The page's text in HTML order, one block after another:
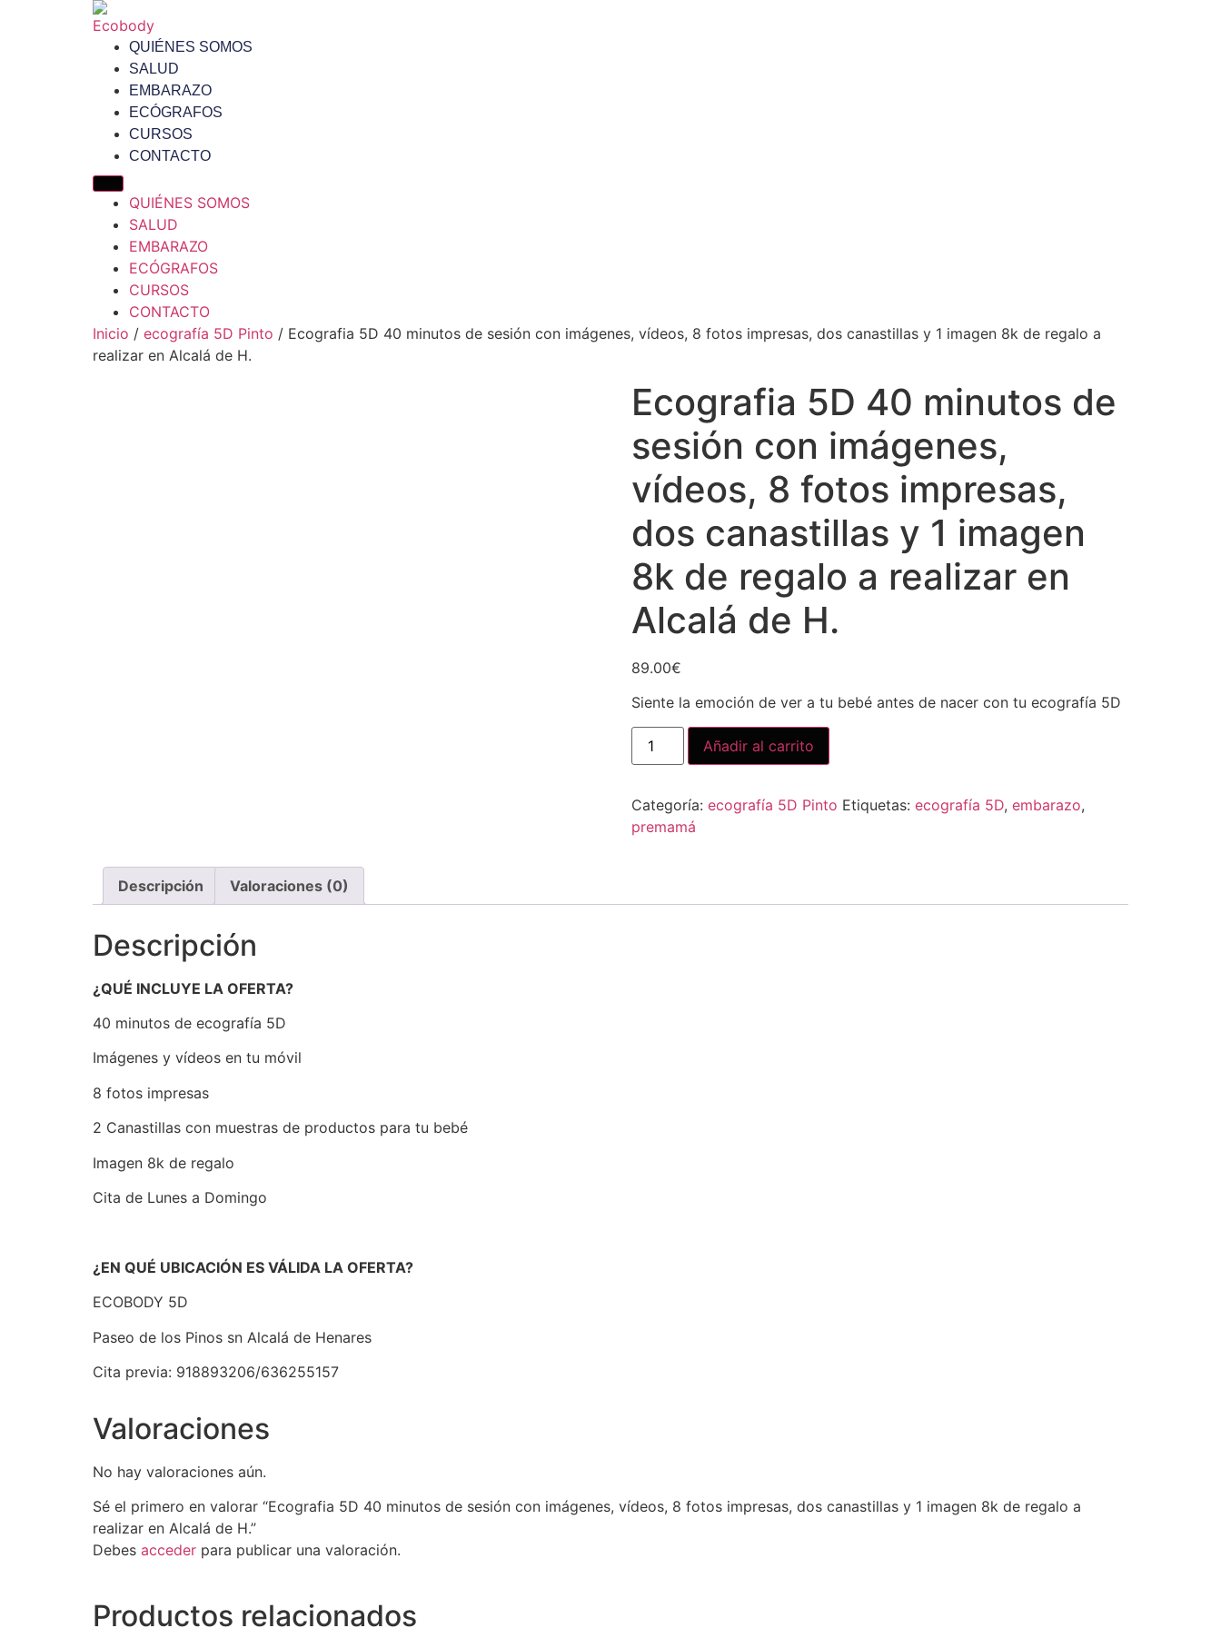
QUIÉNES SOMOS
SALUD
EMBARAZO
ECÓGRAFOS
CURSOS
CONTACTO
QUIÉNES SOMOS
SALUD
EMBARAZO
ECÓGRAFOS
CURSOS
CONTACTO
Inicio / ecografía 5D Pinto / Ecografia 5D 40 minutos de sesión con imágenes, vídeos, 8 fotos impresas, dos canastillas y 1 imagen 8k de regalo a
realizar en Alcalá de H.
Ecografia 5D 40 minutos de
sesión con imágenes,
vídeos, 8 fotos impresas,
dos canastillas y 1 imagen
8k de regalo a realizar en
Alcalá de H.
89.00€
Siente la emoción de ver a tu bebé antes de nacer con tu ecografía 5D
Añadir al carrito
Categoría: ecografía 5D Pinto Etiquetas: ecografía 5D, embarazo,
premamá
Descripción Valoraciones (0)
Descripción
¿QUÉ INCLUYE LA OFERTA?
40 minutos de ecografía 5D
Imágenes y vídeos en tu móvil
8 fotos impresas
2 Canastillas con muestras de productos para tu bebé
Imagen 8k de regalo
Cita de Lunes a Domingo
¿EN QUÉ UBICACIÓN ES VÁLIDA LA OFERTA?
ECOBODY 5D
Paseo de los Pinos sn Alcalá de Henares
Cita previa: 918893206/636255157
Valoraciones
No hay valoraciones aún.
Sé el primero en valorar “Ecografia 5D 40 minutos de sesión con imágenes, vídeos, 8 fotos impresas, dos canastillas y 1 imagen 8k de regalo a
realizar en Alcalá de H.”
Debes acceder para publicar una valoración.
Productos relacionados